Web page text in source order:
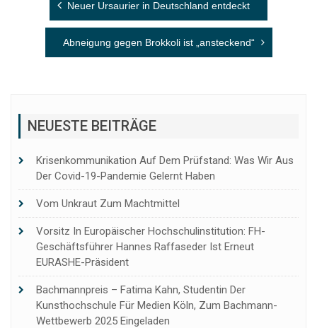
Neuer Ursaurier in Deutschland entdeckt
Abneigung gegen Brokkoli ist „ansteckend“
NEUESTE BEITRÄGE
Krisenkommunikation Auf Dem Prüfstand: Was Wir Aus
Der Covid-19-Pandemie Gelernt Haben
Vom Unkraut Zum Machtmittel
Vorsitz In Europäischer Hochschulinstitution: FH-
Geschäftsführer Hannes Raffaseder Ist Erneut
EURASHE-Präsident
Bachmannpreis – Fatima Kahn, Studentin Der
Kunsthochschule Für Medien Köln, Zum Bachmann-
Wettbewerb 2025 Eingeladen